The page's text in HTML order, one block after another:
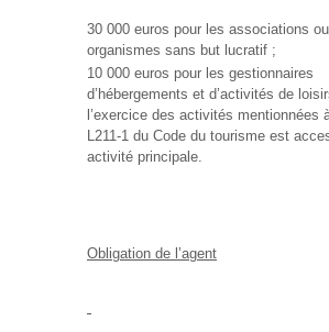
30 000 euros pour les associations ou
organismes sans but lucratif ;
10 000 euros pour les gestionnaires
d’hébergements et d’activités de
l’exercice des activités mentionnées
L211-1 du Code du tourisme est
activité principale.
Obligation de l’agent